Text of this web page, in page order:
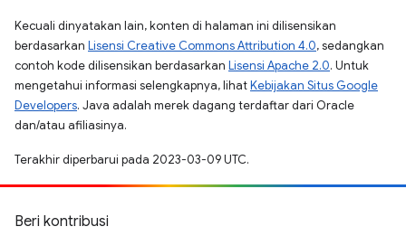
Kecuali dinyatakan lain, konten di halaman ini dilisensikan
berdasarkan Lisensi Creative Commons Attribution 4.0, sedangkan
contoh kode dilisensikan berdasarkan Lisensi Apache 2.0. Untuk
mengetahui informasi selengkapnya, lihatKebijakan Situs Google
Developers. Java adalah merek dagang terdaftar dari Oracle
dan/atau afiliasinya.
Terakhir diperbarui pada 2023-03-09 UTC.
Beri kontribusi